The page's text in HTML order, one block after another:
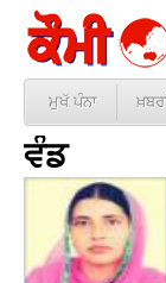
ਮੁਖੱ ਪੰਨਾ
ਵੰਡ